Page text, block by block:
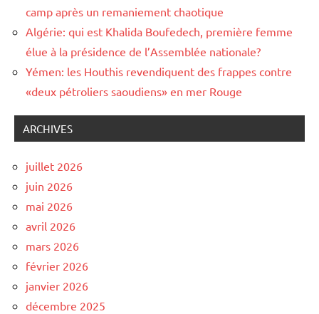
camp après un remaniement chaotique
Algérie: qui est Khalida Boufedech, première femme
élue à la présidence de l’Assemblée nationale?
Yémen: les Houthis revendiquent des frappes contre
«deux pétroliers saoudiens» en mer Rouge
ARCHIVES
juillet 2026
juin 2026
mai 2026
avril 2026
mars 2026
février 2026
janvier 2026
décembre 2025